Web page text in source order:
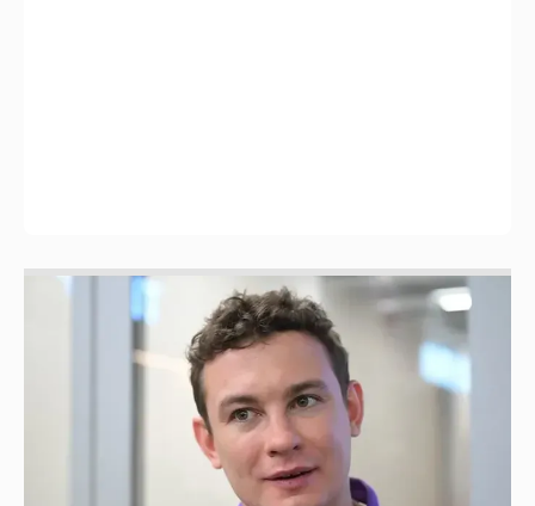
Никита Кологривый высказался насчёт